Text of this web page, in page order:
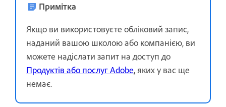
Примітка
Якщо ви використовуєте обліковий запис,
наданий вашою школою або компанією, ви
можете надіслати запит на доступ до
Продуктів або послуг Adobe, яких у вас ще
немає.